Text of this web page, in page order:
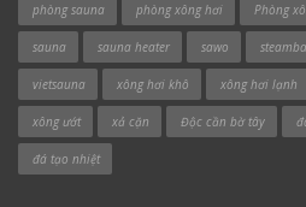
phòng sauna phòng xông hơi Phòng
sauna sauna heater sawo
vietsauna xông hơi khô xông hơi lạnh
xông ướt xả cặn Độc cần bờ tây
đá tạo nhiệt